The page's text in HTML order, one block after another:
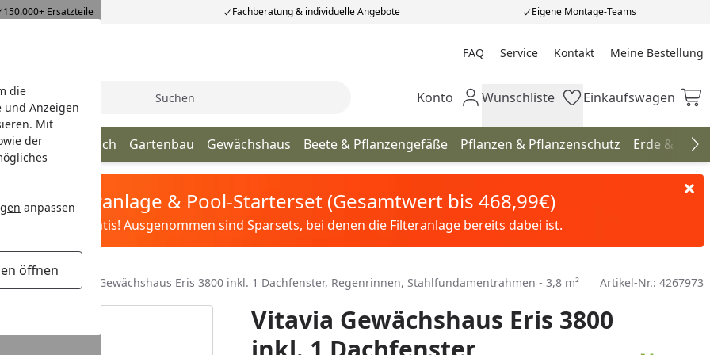
die
Anzeigen
Mit
der
anpassen
öffnen
150.000+ Ersatzteile Fachberatung & individuelle Angebote Eigene Montage-Teams
FAQ Service Kontakt Meine Bestellung
Meine Bestellung
Suche Mein Konto
Konto Wunschliste
Wunschliste Einkaufswagen
Einkaufswagen
Terrassendach Gartenbau Gewächshaus Beete & Pflanzengefäße Pflanzen & Pflanzenschutz Erde &
Sandfilteranlage & Pool-Starterset (Gesamtwert bis 468,99€)
gratis! Ausgenommen sind Sparsets, bei denen die Filteranlage bereits dabei ist.
Vitavia Gewächshaus Eris 3800 inkl. 1 Dachfenster, Regenrinnen, Stahlfundamentrahmen - 3,8 m² Artikel-Nr.: 4267973
Vitavia Gewächshaus Eris 3800